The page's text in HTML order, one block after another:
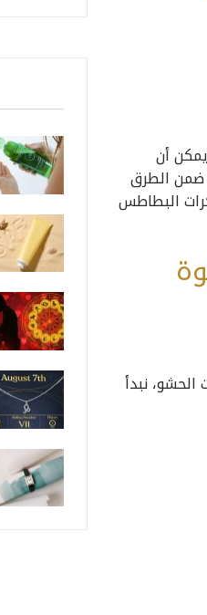
أن
ضمن الطرق
البطاطس
نبدأ